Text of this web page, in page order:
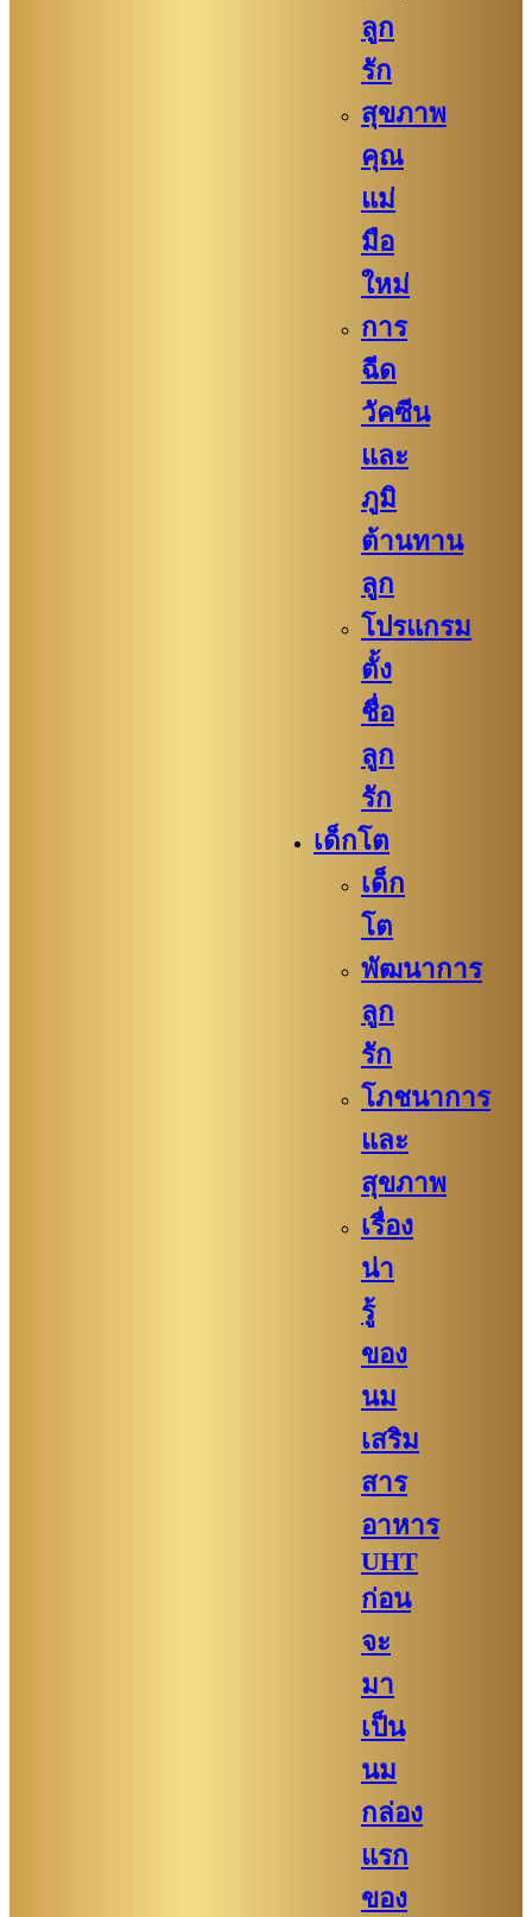
ลูก
รัก
สุขภาพ
คุณ
แม่
มือ
ใหม่
การ
ฉีด
วัคซีน
และ
ภูมิ
ต้านทาน
ลูก
โปรแกรม
ตั้ง
ชื่อ
ลูก
รัก
เด็กโต
เด็ก
โต
พัฒนาการ
ลูก
รัก
โภชนาการ
และ
สุขภาพ
เรื่อง
น่า
รู้
ของ
นม
เสริม
สาร
อาหาร
UHT
ก่อน
จะ
มา
เป็น
นม
กล่อง
แรก
ของ